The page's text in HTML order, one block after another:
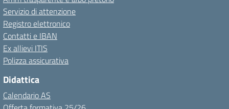
Servizio di attenzione
Registro elettronico
Contatti e IBAN
Ex allievi ITIS
Polizza assicurativa
Didattica
Calendario AS